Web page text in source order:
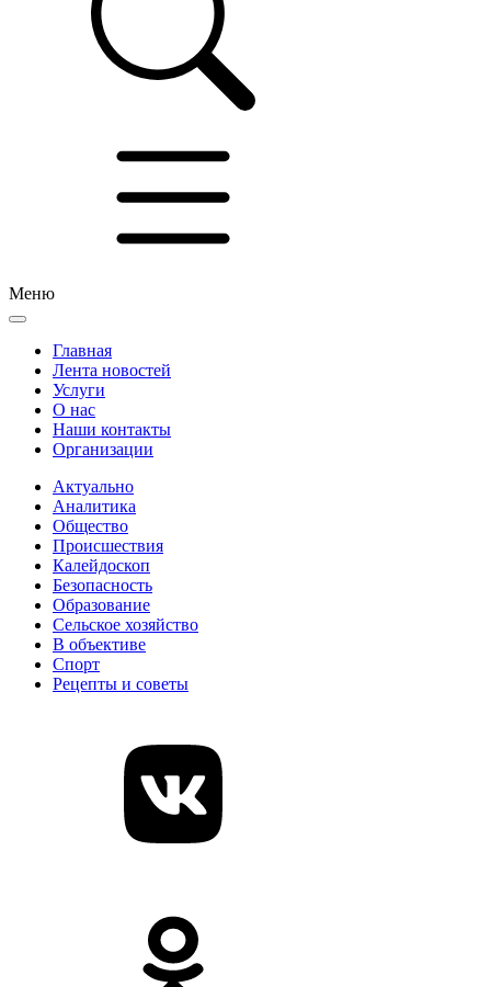
Меню
Главная
Лента новостей
Услуги
О нас
Наши контакты
Организации
Актуально
Аналитика
Общество
Происшествия
Калейдоскоп
Безопасность
Образование
Сельское хозяйство
В объективе
Спорт
Рецепты и советы